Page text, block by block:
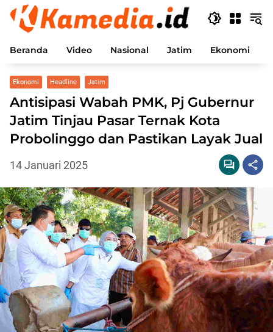
Langsung
konten
Beranda Video Nasional Jatim Ekonomi
Ekonomi Headline Jatim
Antisipasi Wabah PMK, Pj Gubernur
Jatim Tinjau Pasar Ternak Kota
Probolinggo dan Pastikan Layak Jual
14 Januari 2025